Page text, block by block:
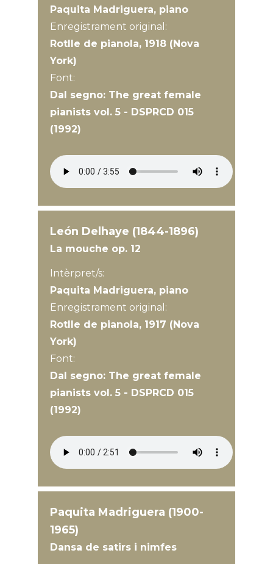
Paquita Madriguera, piano
Enregistrament original:
Rotlle de pianola, 1918 (Nova
York)
Font:
Dal segno: The great female
pianists vol. 5 - DSPRCD 015
(1992)
León Delhaye (1844-1896)
La mouche op. 12
Intèrpret/s:
Paquita Madriguera, piano
Enregistrament original:
Rotlle de pianola, 1917 (Nova
York)
Font:
Dal segno: The great female
pianists vol. 5 - DSPRCD 015
(1992)
Paquita Madriguera (1900-
1965)
Dansa de satirs i nimfes